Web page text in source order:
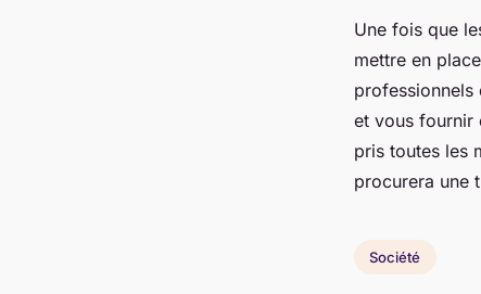
Une fois que
mettre en
professionnels
et vous fournir
pris toutes les
procurera une
Société